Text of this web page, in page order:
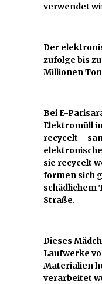
verwendet
Der
zufolge bis
Millionen
Bei E-
Elektromüll
recycelt –
sie recycelt
formen sich
schädlichem
Straße.
Dieses
Laufwerke
Materialien
verarbeitet